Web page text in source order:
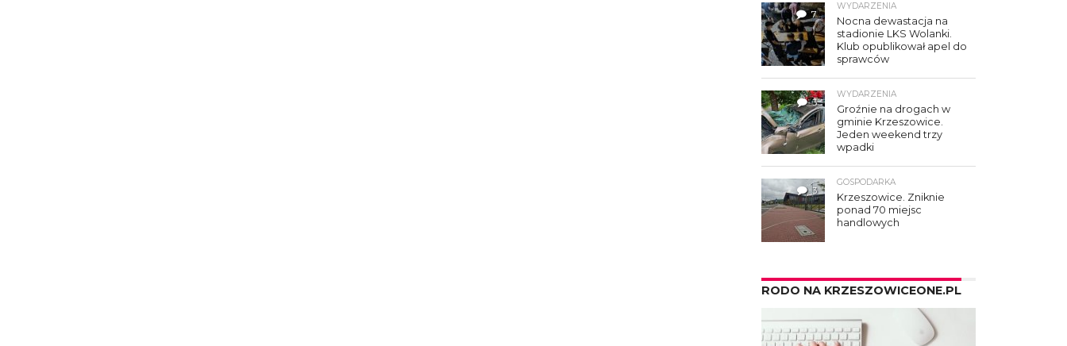
7
WYDARZENIA
Nocna dewastacja na
stadionie LKS Wolanki.
Klub opublikował apel do
sprawców
3
WYDARZENIA
Groźnie na drogach w
gminie Krzeszowice.
Jeden weekend trzy
wpadki
3
GOSPODARKA
Krzeszowice. Zniknie
ponad 70 miejsc
handlowych
RODO NA KRZESZOWICEONE.PL